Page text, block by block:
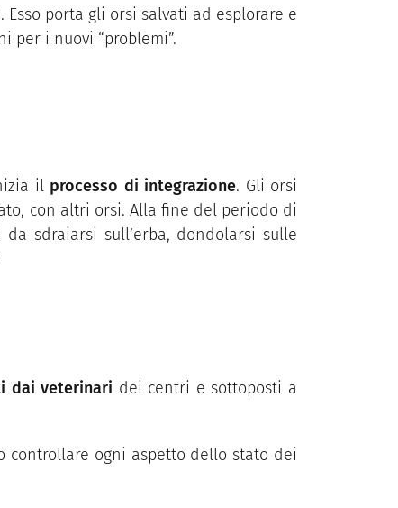
porta gli orsi salvati ad esplorare e
per i nuovi “problemi”.
il processo di integrazione. Gli orsi
con altri orsi. Alla fine del periodo di
sdraiarsi sull’erba, dondolarsi sulle
dai veterinari dei centri e sottoposti a
ogni aspetto dello stato dei